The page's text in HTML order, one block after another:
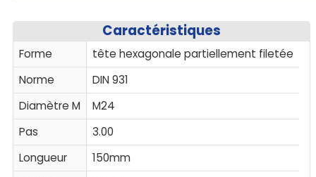
Caractéristiques
Forme
tête hexagonale partiellement filetée
Norme
DIN 931
Diamètre M
M24
Pas
3.00
Longueur
150mm